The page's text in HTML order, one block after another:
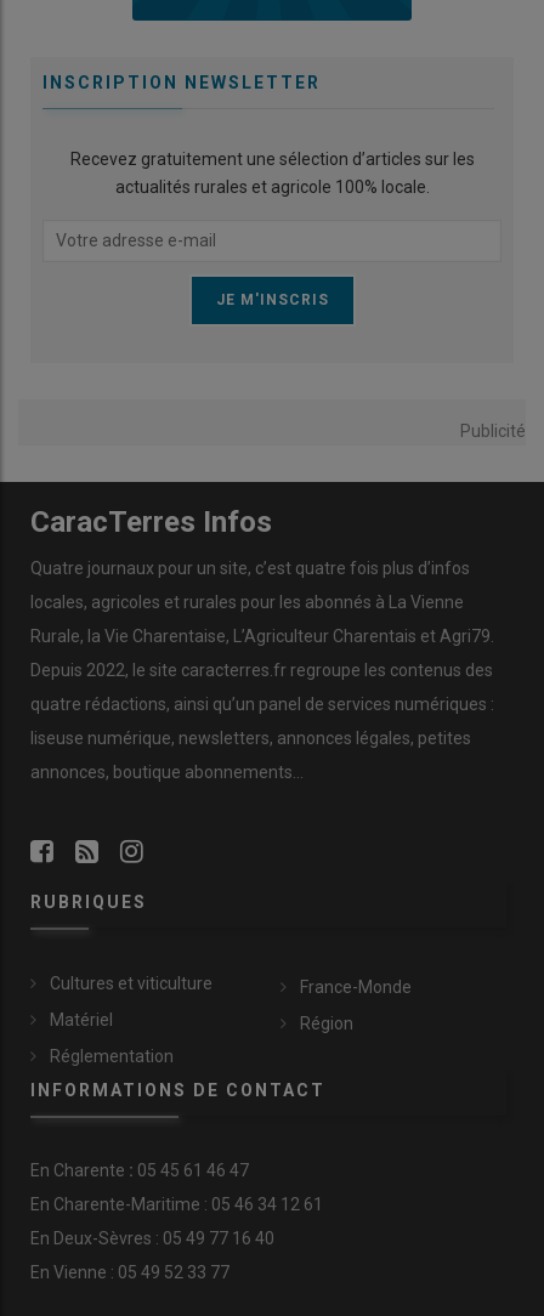
INSCRIPTION NEWSLETTER
Recevez gratuitement une sélection d’articles sur les
actualités rurales et agricole 100% locale.
Publicité
CaracTerres Infos
Quatre journaux pour un site, c’est quatre fois plus d’infos
locales, agricoles et rurales pour les abonnés à La Vienne
Rurale, la Vie Charentaise, L’Agriculteur Charentais et Agri79.
Depuis 2022, le site caracterres.fr regroupe les contenus des
quatre rédactions, ainsi qu’un panel de services numériques :
liseuse numérique, newsletters, annonces légales, petites
annonces, boutique abonnements…
RUBRIQUES
Cultures et viticulture
Matériel
Réglementation
France-Monde
Région
INFORMATIONS DE CONTACT
En Charente : 05 45 61 46 47
En Charente-Maritime : 05 46 34 12 61
En Deux-Sèvres : 05 49 77 16 40
En Vienne : 05 49 52 33 77